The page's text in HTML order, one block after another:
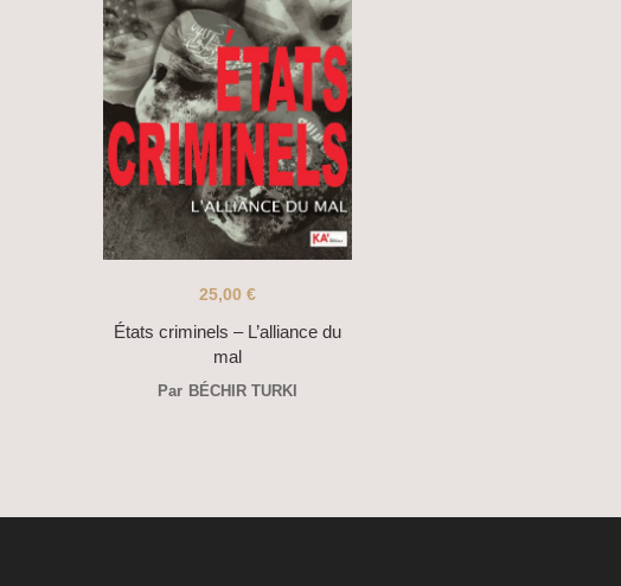
États criminels – L’alliance du
mal
25,00 €
Par BÉCHIR TURKI